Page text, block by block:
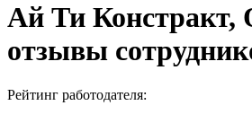
Ай Ти
отзывы
Рейтинг работодателя: